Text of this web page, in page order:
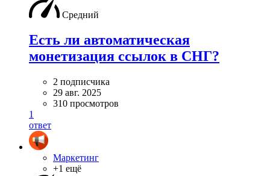
Средний
Есть ли автоматическая
монетизация ссылок в СНГ?
2 подписчика
29 авг. 2025
310 просмотров
1
ответ
Маркетинг
+1 ещё